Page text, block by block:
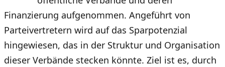
Finanzierung aufgenommen. Angeführt von
Parteivertretern wird auf das Sparpotenzial
hingewiesen, das in der Struktur und Organisation
dieser Verbände stecken könnte. Ziel ist es, durch